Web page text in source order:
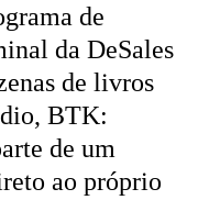
de
da DeSales
de livros
BTK:
de um
ao próprio